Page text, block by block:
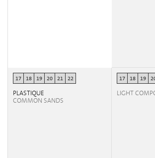
17 18 19 20 21 22
PLASTIQUE
COMMON SANDS
17 18 19
LIGHT